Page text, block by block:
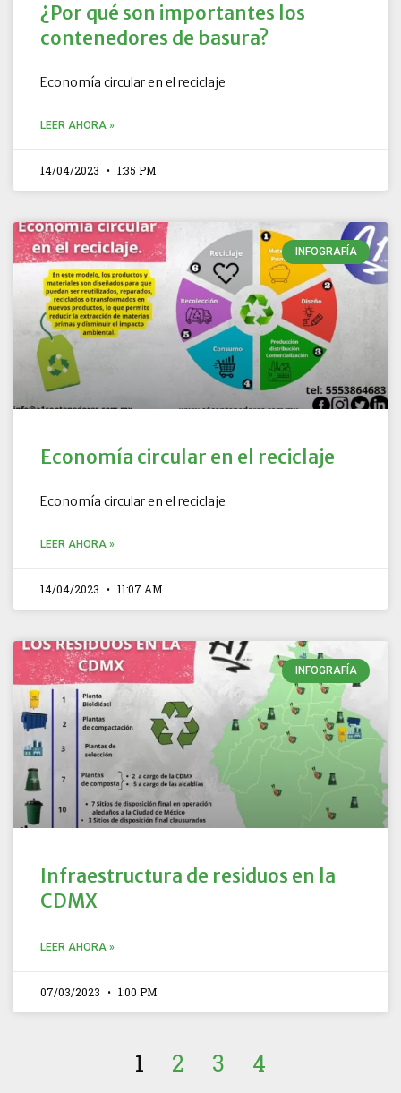
¿Por qué son importantes los
contenedores de basura?
Economía circular en el reciclaje
LEER AHORA »
14/04/2023 1:35 PM
INFOGRAFÍA
Economía circular en el reciclaje
Economía circular en el reciclaje
LEER AHORA »
14/04/2023 11:07 AM
INFOGRAFÍA
Infraestructura de residuos en la
CDMX
LEER AHORA »
07/03/2023 1:00 PM
1 2 3 4